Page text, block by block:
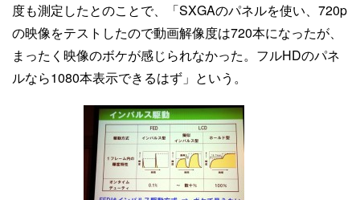
度も測定したとのことで、「SXGAのパネルを使い、720p
の映像をテストしたので動画解像度は720本になったが、
まったく映像のボケが感じられなかった。フルHDのパネ
ルなら1080本表示できるはず」という。